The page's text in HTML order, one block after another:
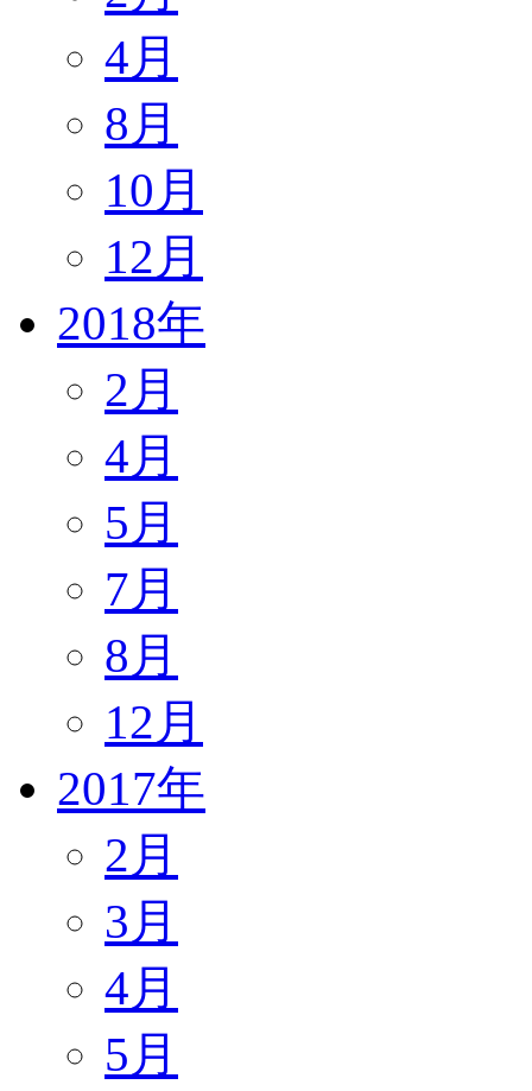
4月
8月
10月
12月
2018年
2月
4月
5月
7月
8月
12月
2017年
2月
3月
4月
5月